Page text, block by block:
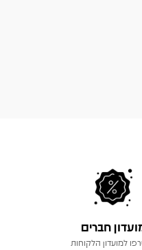
חברים
למועדון הלקוחות